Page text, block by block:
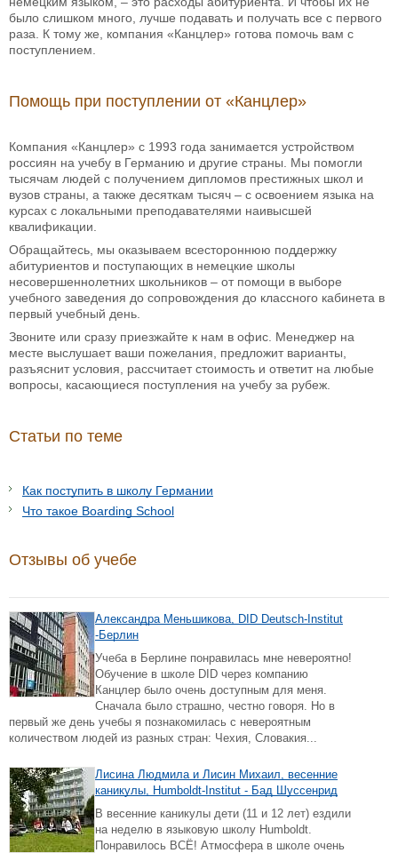
было слишком много, лучше подавать и получать все с первого
раза. К тому же, компания «Канцлер» готова помочь вам с
поступлением.
Помощь при поступлении от «Канцлер»
Компания «Канцлер» с 1993 года занимается устройством
россиян на учебу в Германию и другие страны. Мы помогли
тысячам людей с получением дипломов престижных школ и
вузов страны, а также десяткам тысяч – с освоением языка на
курсах с локальными преподавателями наивысшей
квалификации.
Обращайтесь, мы оказываем всестороннюю поддержку
абитуриентов и поступающих в немецкие школы
несовершеннолетних школьников – от помощи в выборе
учебного заведения до сопровождения до классного кабинета в
первый учебный день.
Звоните или сразу приезжайте к нам в офис. Менеджер на
месте выслушает ваши пожелания, предложит варианты,
разъяснит условия, рассчитает стоимость и ответит на любые
вопросы, касающиеся поступления на учебу за рубеж.
Статьи по теме
Как поступить в школу Германии
Что такое Boarding School
Отзывы об учебе
Александра Меньшикова, DID Deutsch-Institut
-Берлин
Учеба в Берлине понравилась мне невероятно!
Обучение в школе DID через компанию
Канцлер было очень доступным для меня.
Сначала было страшно, честно говоря. Но в
первый же день учебы я познакомилась с невероятным
количеством людей из разных стран: Чехия, Словакия...
Лисина Людмила и Лисин Михаил, весенние
каникулы, Humboldt-Institut - Бад Шуссенрид
В весенние каникулы дети (11 и 12 лет) ездили
на неделю в языковую школу Humboldt.
Понравилось ВСЁ! Атмосфера в школе очень